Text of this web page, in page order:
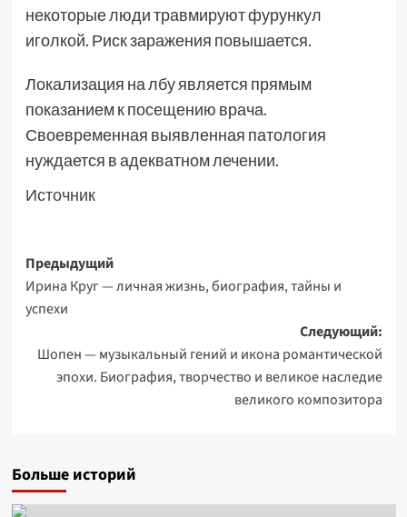
некоторые люди травмируют фурункул
иголкой. Риск заражения повышается.
Локализация на лбу является прямым
показанием к посещению врача.
Своевременная выявленная патология
нуждается в адекватном лечении.
Источник
Навигация
записи
Предыдущий
Ирина Круг — личная жизнь, биография, тайны и
успехи
Следующий:
Шопен — музыкальный гений и икона романтической
эпохи. Биография, творчество и великое наследие
великого композитора
Больше историй